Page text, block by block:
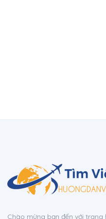
Chào mừng bạn đến với